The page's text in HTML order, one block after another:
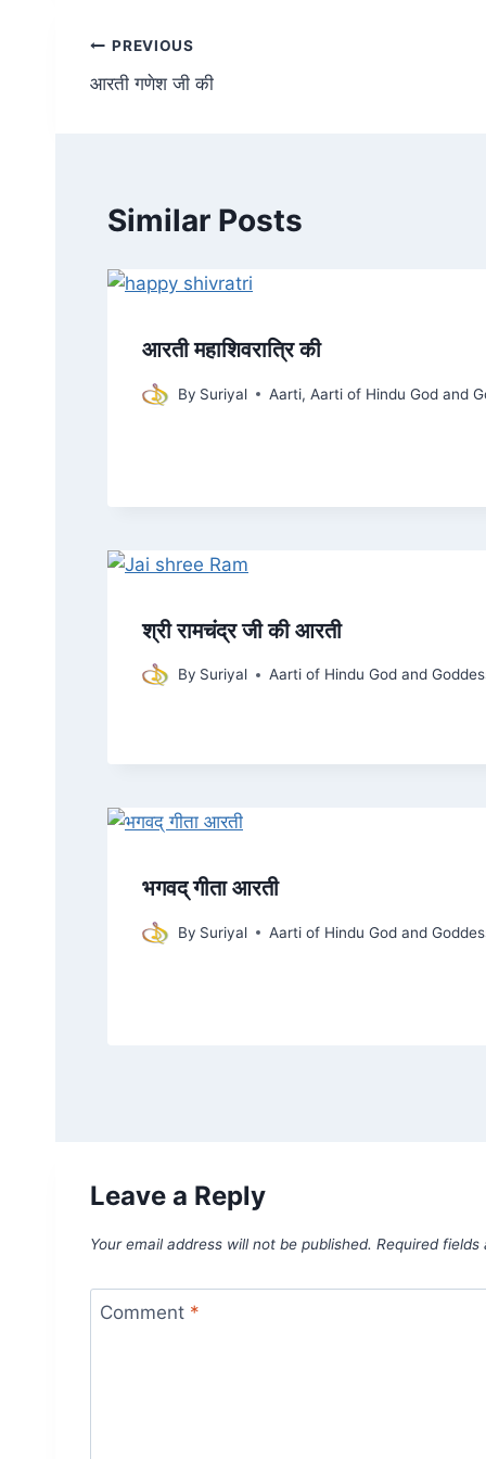
Post
navigation
PREVIOUS
आरती गणेश जी की
Similar Posts
आरती महाशिवरात्रि की
By Suriyal Aarti,Aarti of Hindu God and
श्री रामचंद्र जी की आरती
By Suriyal Aarti of Hindu God and
भगवद् गीता आरती
By Suriyal Aarti of Hindu God and
Leave a Reply
Your email address will not be published. Required fields
Comment *